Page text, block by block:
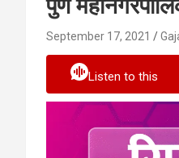
पुणे
September 17, 2021
Listen to this